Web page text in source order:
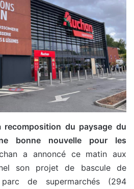
recomposition du paysage du
bonne nouvelle pour les
a annoncé ce matin aux
son projet de bascule de
de supermarchés (294